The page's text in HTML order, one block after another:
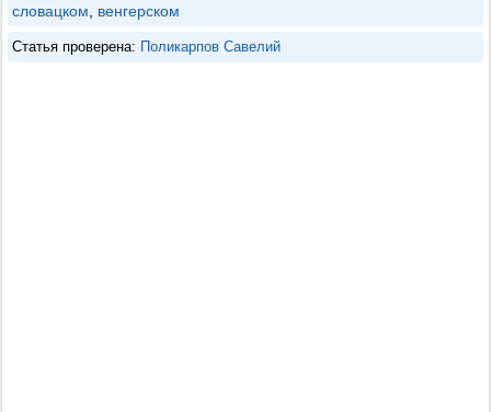
словацком
венгерском
Статья проверена: Поликарпов Савелий